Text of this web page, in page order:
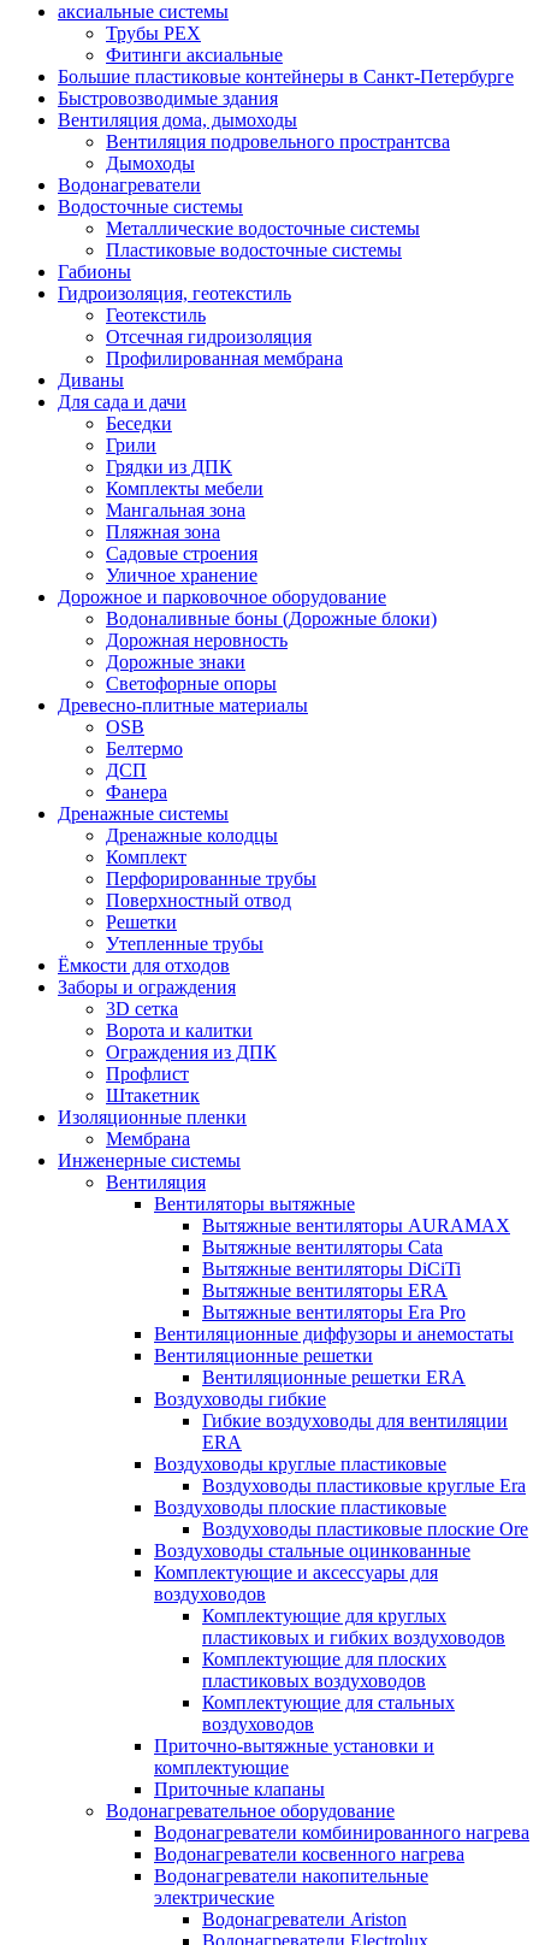
аксиальные системы
Трубы PEX
Фитинги аксиальные
Большие пластиковые контейнеры в Санкт-Петербурге
Быстровозводимые здания
Вентиляция дома, дымоходы
Вентиляция подровельного пространтсва
Дымоходы
Водонагреватели
Водосточные системы
Металлические водосточные системы
Пластиковые водосточные системы
Габионы
Гидроизоляция, геотекстиль
Геотекстиль
Отсечная гидроизоляция
Профилированная мембрана
Диваны
Для сада и дачи
Беседки
Грили
Грядки из ДПК
Комплекты мебели
Мангальная зона
Пляжная зона
Садовые строения
Уличное хранение
Дорожное и парковочное оборудование
Водоналивные боны (Дорожные блоки)
Дорожная неровность
Дорожные знаки
Светофорные опоры
Древесно-плитные материалы
OSB
Белтермо
ДСП
Фанера
Дренажные системы
Дренажные колодцы
Комплект
Перфорированные трубы
Поверхностный отвод
Решетки
Утепленные трубы
Ёмкости для отходов
Заборы и ограждения
3D сетка
Ворота и калитки
Ограждения из ДПК
Профлист
Штакетник
Изоляционные пленки
Мембрана
Инженерные системы
Вентиляция
Вентиляторы вытяжные
Вытяжные вентиляторы AURAMAX
Вытяжные вентиляторы Cata
Вытяжные вентиляторы DiCiTi
Вытяжные вентиляторы ERA
Вытяжные вентиляторы Era Pro
Вентиляционные диффузоры и анемостаты
Вентиляционные решетки
Вентиляционные решетки ERA
Воздуховоды гибкие
Гибкие воздуховоды для вентиляции
ERA
Воздуховоды круглые пластиковые
Воздуховоды пластиковые круглые Era
Воздуховоды плоские пластиковые
Воздуховоды пластиковые плоские Ore
Воздуховоды стальные оцинкованные
Комплектующие и аксессуары для
воздуховодов
Комплектующие для круглых
пластиковых и гибких воздуховодов
Комплектующие для плоских
пластиковых воздуховодов
Комплектующие для стальных
воздуховодов
Приточно-вытяжные установки и
комплектующие
Приточные клапаны
Водонагревательное оборудование
Водонагреватели комбинированного нагрева
Водонагреватели косвенного нагрева
Водонагреватели накопительные
электрические
Водонагреватели Ariston